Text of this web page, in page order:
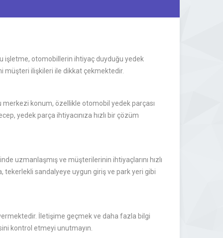
işletme, otomobillerin ihtiyaç duyduğu yedek
müşteri ilişkileri ile dikkat çekmektedir.
merkezi konum, özellikle otomobil yedek parçası
yedek parça ihtiyacınıza hızlı bir çözüm
uzmanlaşmış ve müşterilerinin ihtiyaçlarını hızlı
tekerlekli sandalyeye uygun giriş ve park yeri gibi
İletişime geçmek ve daha fazla bilgi
kontrol etmeyi unutmayın.